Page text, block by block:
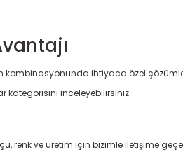
kombinasyonunda ihtiyaca özel
kategorisini inceleyebilirsiniz.
renk ve üretim için bizimle iletişime